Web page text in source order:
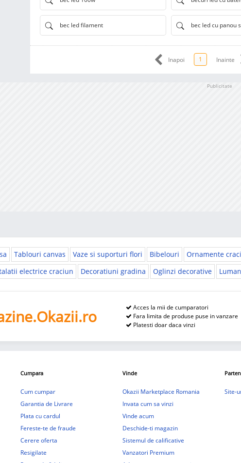
bec led filament bec led cu panou
Inapoi 1 Inainte
Publicitate
Tablouri canvas Vaze si suporturi flori Bibelouri Ornamente
electrice craciun Decoratiuni gradina Oglinzi decorative
Acces la mii de cumparatori
Fara limita de produse puse in vanzare
Platesti doar daca vinzi
Cumpara
Cum cumpar
Garantia de Livrare
Plata cu cardul
Fereste-te de fraude
Cerere oferta
Resigilate
Vinde
Okazii Marketplace Romania
Invata cum sa vinzi
Vinde acum
Deschide-ti magazin
Sistemul de calificative
Vanzatori Premium
Site-